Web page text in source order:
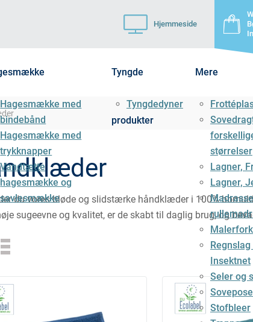
Hjemmeside
Hagesmække med
bindebånd
Hagesmække med
trykknapper
Vandtætte
hagesmække og
savlesmække
Tyngde
produkter
Tyngdedyner
Mere
størrelser
Lagner,
Lagner,
Regnslag
Insektnet
Seler og
Stofbleer
du vores bløde og slidstærke håndklæder i 100%
sugeevne og kvalitet, er de skabt til daglig brug, og